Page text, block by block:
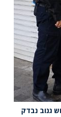
גנוב נבדק